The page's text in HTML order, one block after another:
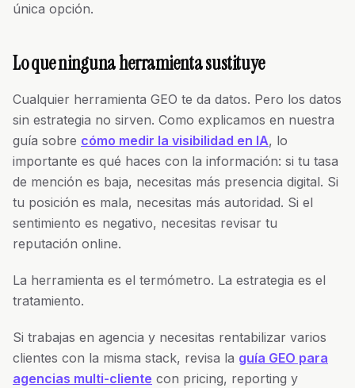
única opción.
Lo que ninguna herramienta sustituye
Cualquier herramienta GEO te da datos. Pero los datos
sin estrategia no sirven. Como explicamos en nuestra
guía sobre cómo medir la visibilidad en IA, lo
importante es qué haces con la información: si tu tasa
de mención es baja, necesitas más presencia digital. Si
tu posición es mala, necesitas más autoridad. Si el
sentimiento es negativo, necesitas revisar tu
reputación online.
La herramienta es el termómetro. La estrategia es el
tratamiento.
Si trabajas en agencia y necesitas rentabilizar varios
clientes con la misma stack, revisa la guía GEO para
agencias multi-cliente con pricing, reporting y